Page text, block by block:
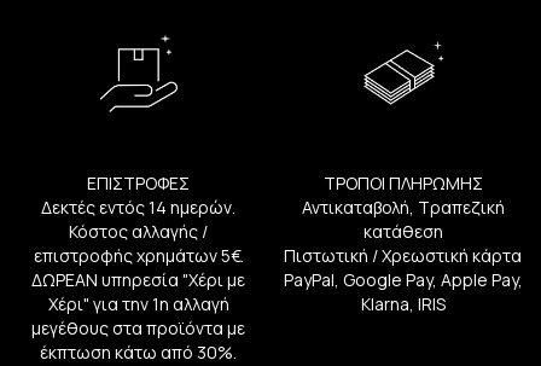
ΕΠΙΣΤΡΟΦΕΣ
Δεκτές εντός 14 ημερών.
Κόστος αλλαγής /
επιστροφής χρημάτων 5€.
ΔΩΡΕΑΝ υπηρεσία "Χέρι με
Χέρι" για την 1η αλλαγή
μεγέθους στα προϊόντα με
έκπτωση κάτω από 30%.
ΤΡΟΠΟΙ ΠΛΗΡΩΜΗΣ
Αντικαταβολή, Τραπεζική
κατάθεση
Πιστωτική / Χρεωστική κάρτα
PayPal, Google Pay, Apple Pay,
Klarna, IRIS